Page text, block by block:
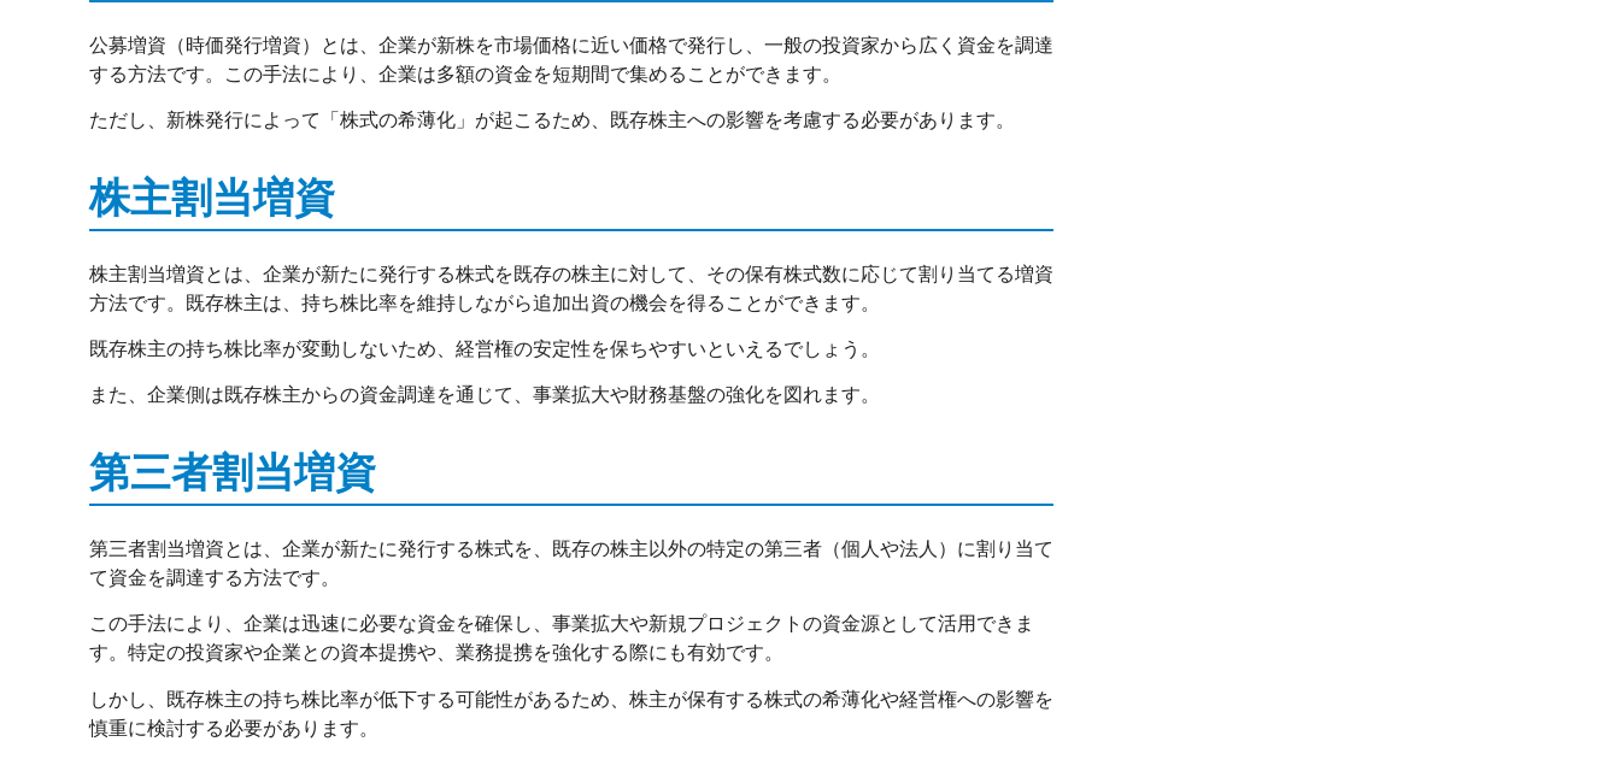
公募増資（時価発行増資）とは、企業が新株を市場価格に近い価格で発行し、一般の投資家から広く資金を調達
する方法です。この手法により、企業は多額の資金を短期間で集めることができます。
ただし、新株発行によって「株式の希薄化」が起こるため、既存株主への影響を考慮する必要があります。
株主割当増資
株主割当増資とは、企業が新たに発行する株式を既存の株主に対して、その保有株式数に応じて割り当てる増資
方法です。既存株主は、持ち株比率を維持しながら追加出資の機会を得ることができます。
既存株主の持ち株比率が変動しないため、経営権の安定性を保ちやすいといえるでしょう。
また、企業側は既存株主からの資金調達を通じて、事業拡大や財務基盤の強化を図れます。
第三者割当増資
第三者割当増資とは、企業が新たに発行する株式を、既存の株主以外の特定の第三者（個人や法人）に割り当て
て資金を調達する方法です。
この手法により、企業は迅速に必要な資金を確保し、事業拡大や新規プロジェクトの資金源として活用できま
す。特定の投資家や企業との資本提携や、業務提携を強化する際にも有効です。
しかし、既存株主の持ち株比率が低下する可能性があるため、 株主が保有する株式の希薄化や経営権への影響を
慎重に検討する必要があります。